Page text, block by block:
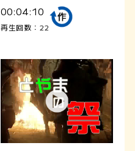
00:04:10
再生回数：22